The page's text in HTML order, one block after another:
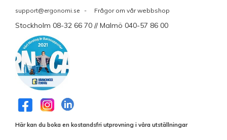
support@ergonomi.se - Frågor om vår webbshop
Stockholm 08-32 66 70 // Malmö 040-57 86 00
Här kan du boka en kostandsfri utprovning i våra utställningar